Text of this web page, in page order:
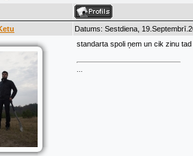
Datums: Sestdiena,
standarta spoli ņem un cik zinu
...